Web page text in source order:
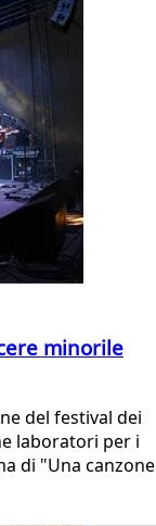
minorile
del festival dei
laboratori per i
di "Una canzone